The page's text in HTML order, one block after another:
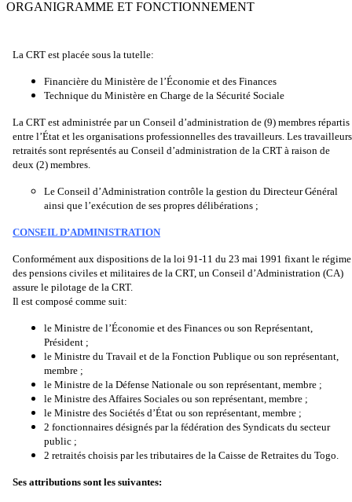
ORGANIGRAMME ET FONCTIONNEMENT
La CRT est placée sous la tutelle:
Financière du Ministère de l’Économie et des Finances
Technique du Ministère en Charge de la Sécurité Sociale
La CRT est administrée par un Conseil d’administration de (9) membres répartis
entre l’État et les organisations professionnelles des travailleurs. Les travailleurs
retraités sont représentés au Conseil d’administration de la CRT à raison de
deux (2) membres.
Le Conseil d’Administration contrôle la gestion du Directeur Général
ainsi que l’exécution de ses propres délibérations ;
CONSEIL D’ADMINISTRATION
Conformément aux dispositions de la loi 91-11 du 23 mai 1991 fixant le régime
des pensions civiles et militaires de la CRT, un Conseil d’Administration (CA)
assure le pilotage de la CRT.
Il est composé comme suit:
le Ministre de l’Économie et des Finances ou son Représentant,
Président ;
le Ministre du Travail et de la Fonction Publique ou son représentant,
membre ;
le Ministre de la Défense Nationale ou son représentant, membre ;
le Ministre des Affaires Sociales ou son représentant, membre ;
le Ministre des Sociétés d’État ou son représentant, membre ;
2 fonctionnaires désignés par la fédération des Syndicats du secteur
public ;
2 retraités choisis par les tributaires de la Caisse de Retraites du Togo.
Ses attributions sont les suivantes: